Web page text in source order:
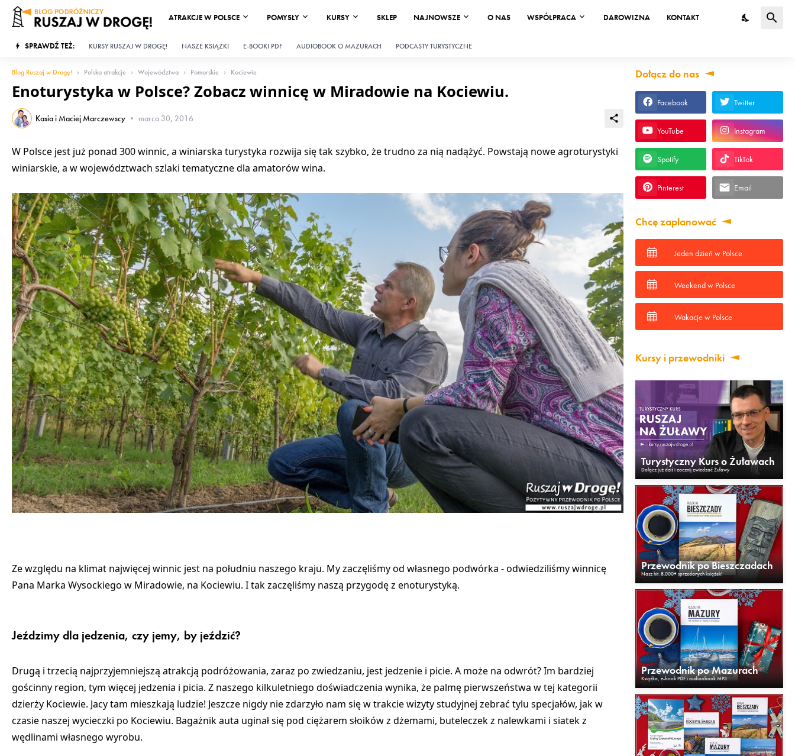
ATRAKCJE W POLSCE POMYSŁY KURSY SKLEP NAJNOWSZE O NAS WSPÓŁPRACA DAROWIZNA KONTAKT
SPRAWDŹ TEŻ: KURSY RUSZAJ W DROGĘ! NASZE KSIĄŻKI E-BOOKI PDF AUDIOBOOK O MAZURACH PODCASTY TURYSTYCZNE
Blog Ruszaj w Drogę! Polska atrakcje Województwa Pomorskie Kociewie
Enoturystyka w Polsce? Zobacz winnicę w Miradowie na Kociewiu.
Kasia i Maciej Marczewscy • marca 30, 2016
W Polsce jest już ponad 300 winnic, a winiarska turystyka rozwija się tak szybko, że trudno za nią nadążyć. Powstają nowe agroturystyki
winiarskie, a w województwach szlaki tematyczne dla amatorów wina.
Ze względu na klimat najwięcej winnic jest na południu naszego kraju. My zaczęliśmy od własnego podwórka - odwiedziliśmy winnicę
Pana Marka Wysockiego w Miradowie, na Kociewiu. I tak zaczęliśmy naszą przygodę z enoturystyką.
Jeździmy dla jedzenia, czy jemy, by jeździć?
Drugą i trzecią najprzyjemniejszą atrakcją podróżowania, zaraz po zwiedzaniu, jest jedzenie i picie. A może na odwrót? Im bardziej
gościnny region, tym więcej jedzenia i picia. Z naszego kilkuletniego doświadczenia wynika, że palmę pierwszeństwa w tej kategorii
dzierży Kociewie. Jacy tam mieszkają ludzie! Jeszcze nigdy nie zdarzyło nam się w trakcie wizyty studyjnej zebrać tylu specjałów, jak w
czasie naszej wycieczki po Kociewiu. Bagażnik auta uginał się pod ciężarem słoików z dżemami, buteleczek z nalewkami i siatek z
wędlinami własnego wyrobu.
Dołącz do nas
Facebook Twitter
YouTube Instagram
Spotify TikTok
Pinterest Email
Chcę zaplanować
Jeden dzień w Polsce
Weekend w Polsce
Wakacje w Polsce
Kursy i przewodniki
Turystyczny Kurs o Żuławach
Dołącz już dziś i zacznij zwiedzać Żuławy
Przewodnik po Bieszczadach
Nasz hit. 8.000+ sprzedanych książek!
Przewodnik po Mazurach
Książka, e-book PDF i audioobook MP3